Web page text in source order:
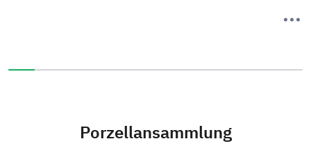
Porzellansammlung